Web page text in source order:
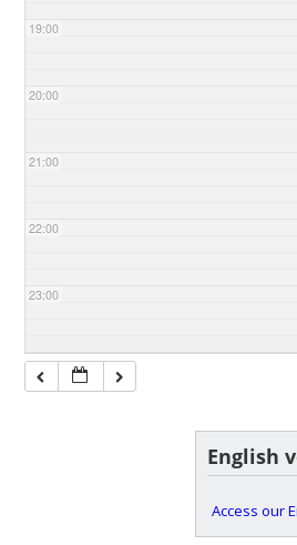
19:00
20:00
21:00
22:00
23:00
English
Access our